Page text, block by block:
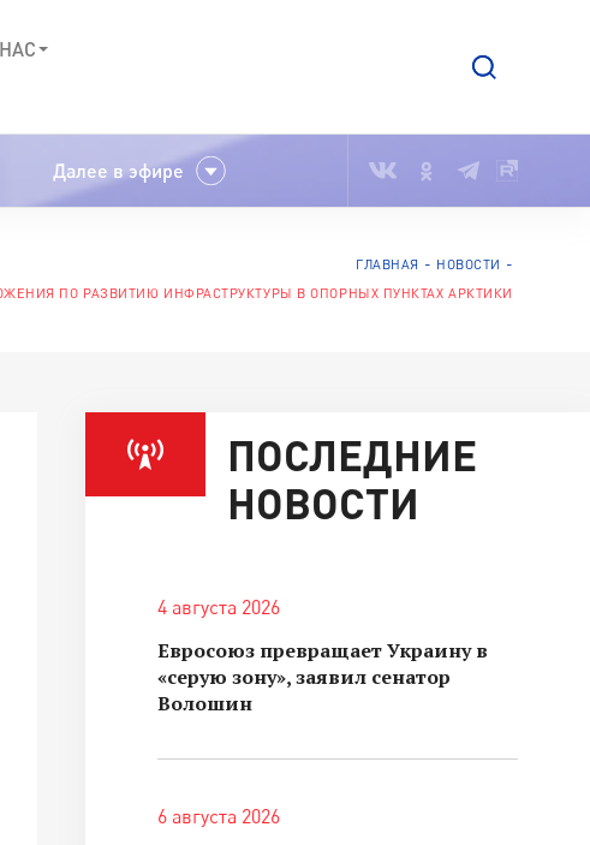
Далее в эфире
ГЛАВНАЯ
НОВОСТИ
ПО РАЗВИТИЮ ИНФРАСТРУКТУРЫ В ОПОРНЫХ ПУНКТАХ АРКТИКИ
ПОСЛЕДНИЕ
НОВОСТИ
4 августа 2026
Евросоюз превращает Украину в
«серую зону», заявил сенатор
Волошин
6 августа 2026